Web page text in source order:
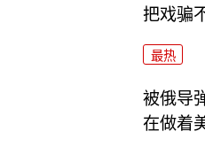
把戏骗
最热
被俄导
在做着